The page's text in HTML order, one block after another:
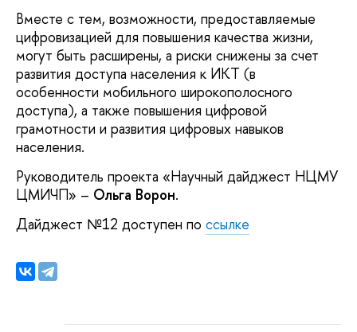
Вместе с тем, возможности, предоставляемые
цифровизацией для повышения качества жизни,
могут быть расширены, а риски снижены за счет
развития доступа населения к ИКТ (в
особенности мобильного широкополосного
доступа), а также повышения цифровой
грамотности и развития цифровых навыков
населения.
Руководитель проекта «Научный дайджест НЦМУ
ЦМИЧП» – Ольга Ворон.
Дайджест №12 доступен по ссылке